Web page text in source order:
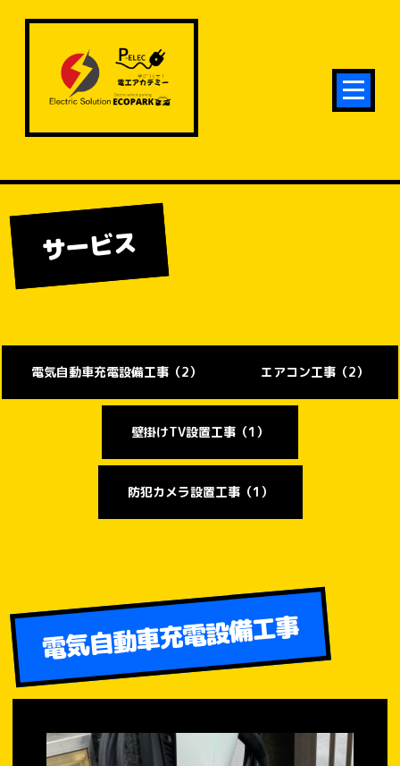
サービス
電気自動車充電設備工事（2） エアコン工事（2）
壁掛けTV設置工事（1）
防犯カメラ設置工事（1）
電気自動車充電設備工事